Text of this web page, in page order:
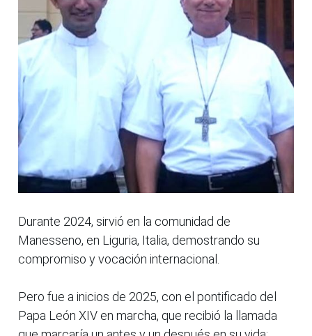
Durante 2024, sirvió en la comunidad de
Manesseno, en Liguria, Italia, demostrando su
compromiso y vocación internacional.
Pero fue a inicios de 2025, con el pontificado del
Papa León XIV en marcha, que recibió la llamada